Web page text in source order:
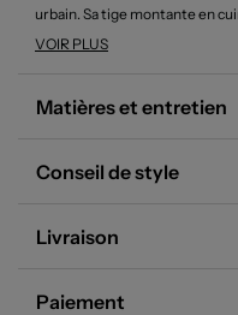
urbain. Sa tige montante en
avec des touches de cuir lisse
blanche épaisse pour une
VOIR PLUS
Matières et entretien
Conseil de style
Livraison
Paiement